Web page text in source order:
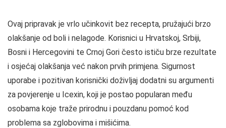
Ovaj pripravak je vrlo učinkovit bez recepta, pružajući brzo
olakšanje od boli i nelagode. Korisnici u Hrvatskoj, Srbiji,
Bosni i Hercegovini te Crnoj Gori često ističu brze rezultate
i osjećaj olakšanja već nakon prvih primjena. Sigurnost
uporabe i pozitivan korisnički doživljaj dodatni su argumenti
za povjerenje u Icexin, koji je postao popularan među
osobama koje traže prirodnu i pouzdanu pomoć kod
problema sa zglobovima i mišićima.